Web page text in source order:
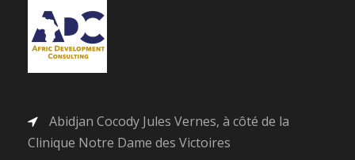
Abidjan Cocody Jules Vernes, à côté de la
Clinique Notre Dame des Victoires